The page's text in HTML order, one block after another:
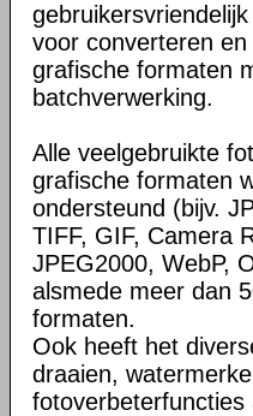
voor converteren en
grafische formaten
batchverwerking.
Alle veelgebruikte
grafische formaten
ondersteund (bijv.
TIFF, GIF, Camera
JPEG2000, WebP,
alsmede meer dan
formaten.
Ook heeft het
draaien,
fotoverbeterfuncties